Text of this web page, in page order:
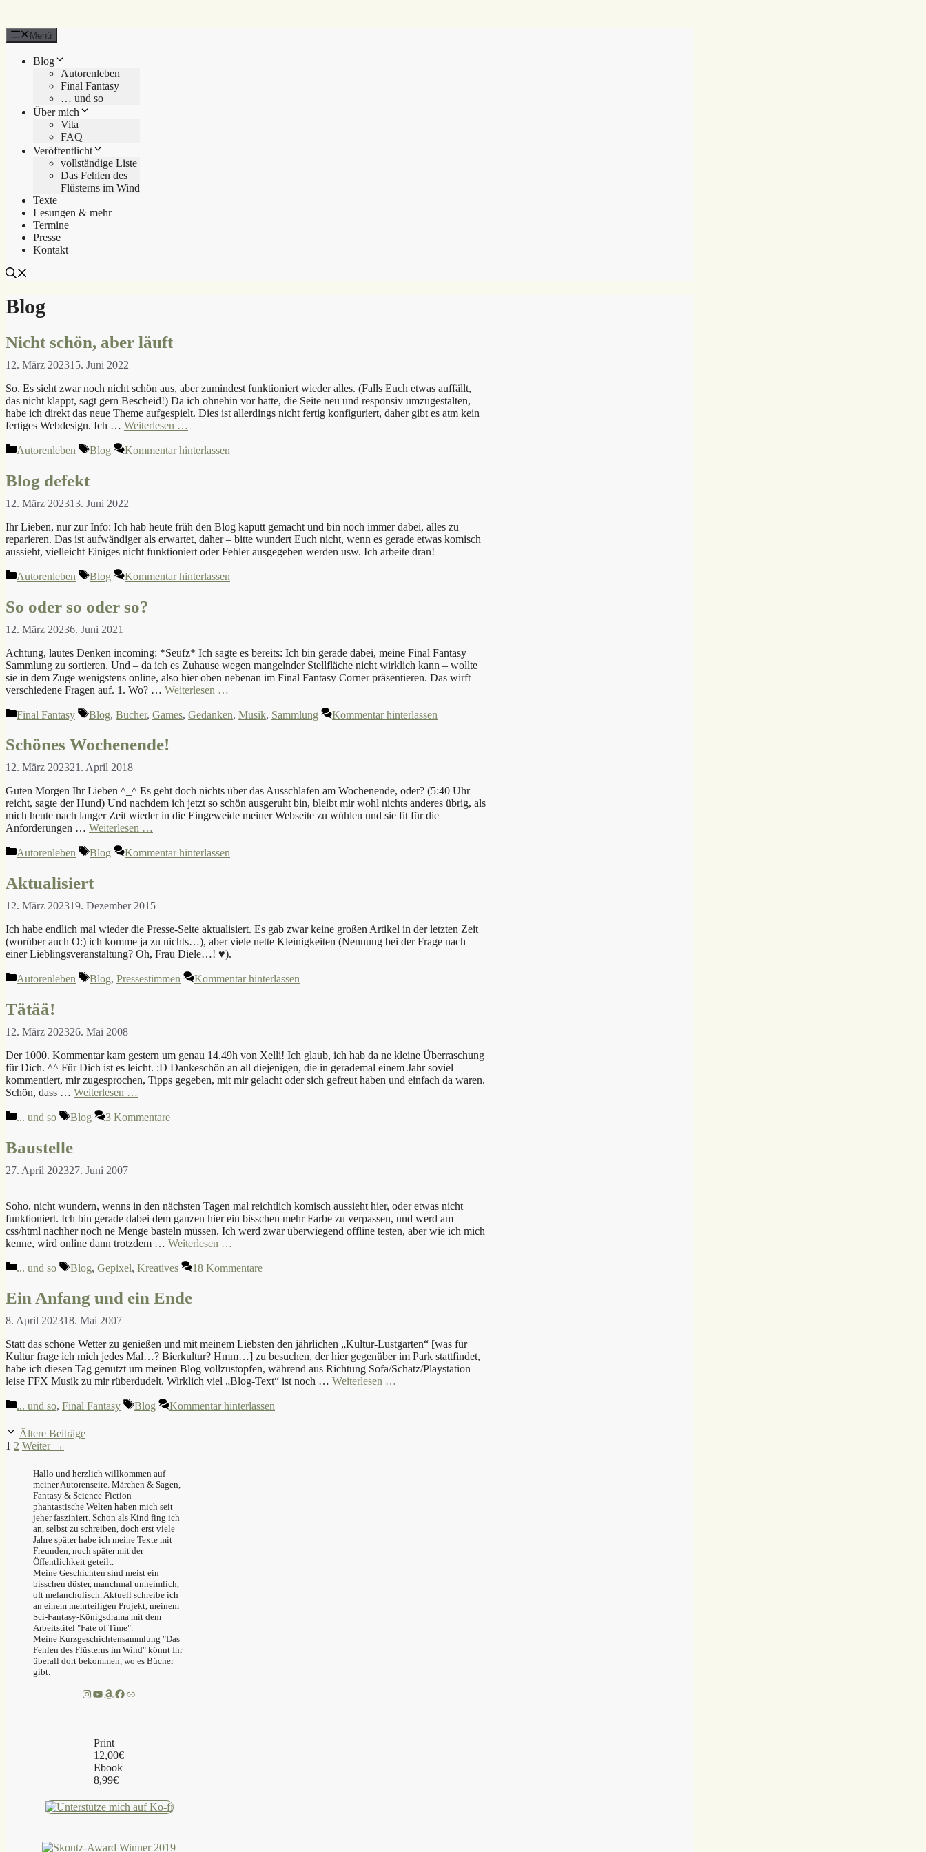
Menü
Blog
Autorenleben
Final Fantasy
… und so
Über mich
Vita
FAQ
Veröffentlicht
vollständige Liste
Das Fehlen des
Flüsterns im Wind
Texte
Lesungen & mehr
Termine
Presse
Kontakt
Blog
Nicht schön, aber läuft
12. März 202315. Juni 2022
So. Es sieht zwar noch nicht schön aus, aber zumindest funktioniert wieder alles. (Falls Euch etwas auffällt,
das nicht klappt, sagt gern Bescheid!) Da ich ohnehin vor hatte, die Seite neu und responsiv umzugestalten,
habe ich direkt das neue Theme aufgespielt. Dies ist allerdings nicht fertig konfiguriert, daher gibt es atm kein
fertiges Webdesign. Ich … Weiterlesen …
Kategorien
Autorenleben Schlagwörter
Blog Kommentar hinterlassen
Blog defekt
12. März 202313. Juni 2022
Ihr Lieben, nur zur Info: Ich hab heute früh den Blog kaputt gemacht und bin noch immer dabei, alles zu
reparieren. Das ist aufwändiger als erwartet, daher – bitte wundert Euch nicht, wenn es gerade etwas komisch
aussieht, vielleicht Einiges nicht funktioniert oder Fehler ausgegeben werden usw. Ich arbeite dran!
Kategorien
Autorenleben Schlagwörter
Blog Kommentar hinterlassen
So oder so oder so?
12. März 20236. Juni 2021
Achtung, lautes Denken incoming: *Seufz* Ich sagte es bereits: Ich bin gerade dabei, meine Final Fantasy
Sammlung zu sortieren. Und – da ich es Zuhause wegen mangelnder Stellfläche nicht wirklich kann – wollte
sie in dem Zuge wenigstens online, also hier oben nebenan im Final Fantasy Corner präsentieren. Das wirft
verschiedene Fragen auf. 1. Wo? … Weiterlesen …
Kategorien
Final Fantasy Schlagwörter
Blog, Bücher, Games, Gedanken, Musik, Sammlung Kommentar hinterlassen
Schönes Wochenende!
12. März 202321. April 2018
Guten Morgen Ihr Lieben ^_^ Es geht doch nichts über das Ausschlafen am Wochenende, oder? (5:40 Uhr
reicht, sagte der Hund) Und nachdem ich jetzt so schön ausgeruht bin, bleibt mir wohl nichts anderes übrig, als
mich heute nach langer Zeit wieder in die Eingeweide meiner Webseite zu wühlen und sie fit für die
Anforderungen … Weiterlesen …
Kategorien
Autorenleben Schlagwörter
Blog Kommentar hinterlassen
Aktualisiert
12. März 202319. Dezember 2015
Ich habe endlich mal wieder die Presse-Seite aktualisiert. Es gab zwar keine großen Artikel in der letzten Zeit
(worüber auch O:) ich komme ja zu nichts…), aber viele nette Kleinigkeiten (Nennung bei der Frage nach
einer Lieblingsveranstaltung? Oh, Frau Diele…! ♥).
Kategorien
Autorenleben Schlagwörter
Blog, Pressestimmen Kommentar hinterlassen
Tätää!
12. März 202326. Mai 2008
Der 1000. Kommentar kam gestern um genau 14.49h von Xelli! Ich glaub, ich hab da ne kleine Überraschung
für Dich. ^^ Für Dich ist es leicht. :D Dankeschön an all diejenigen, die in gerademal einem Jahr soviel
kommentiert, mir zugesprochen, Tipps gegeben, mit mir gelacht oder sich gefreut haben und einfach da waren.
Schön, dass … Weiterlesen …
Kategorien
... und so Schlagwörter
Blog 3 Kommentare
Baustelle
27. April 202327. Juni 2007
Soho, nicht wundern, wenns in den nächsten Tagen mal reichtlich komisch aussieht hier, oder etwas nicht
funktioniert. Ich bin gerade dabei dem ganzen hier ein bisschen mehr Farbe zu verpassen, und werd am
css/html nachher noch ne Menge basteln müssen. Ich werd zwar überwiegend offline testen, aber wie ich mich
kenne, wird online dann trotzdem … Weiterlesen …
Kategorien
... und so Schlagwörter
Blog, Gepixel, Kreatives 18 Kommentare
Ein Anfang und ein Ende
8. April 202318. Mai 2007
Statt das schöne Wetter zu genießen und mit meinem Liebsten den jährlichen „Kultur-Lustgarten“ [was für
Kultur frage ich mich jedes Mal…? Bierkultur? Hmm…] zu besuchen, der hier gegenüber im Park stattfindet,
habe ich diesen Tag genutzt um meinen Blog vollzustopfen, während aus Richtung Sofa/Schatz/Playstation
leise FFX Musik zu mir rüberdudelt. Wirklich viel „Blog-Text“ ist noch … Weiterlesen …
Kategorien
... und so, Final Fantasy Schlagwörter
Blog Kommentar hinterlassen
Ältere Beiträge
Seite
1 Seite
2 Weiter →
Hallo und herzlich willkommen auf
meiner Autorenseite. Märchen & Sagen,
Fantasy & Science-Fiction -
phantastische Welten haben mich seit
jeher fasziniert. Schon als Kind fing ich
an, selbst zu schreiben, doch erst viele
Jahre später habe ich meine Texte mit
Freunden, noch später mit der
Öffentlichkeit geteilt.
Meine Geschichten sind meist ein
bisschen düster, manchmal unheimlich,
oft melancholisch. Aktuell schreibe ich
an einem mehrteiligen Projekt, meinem
Sci-Fantasy-Königsdrama mit dem
Arbeitstitel "Fate of Time".
Meine Kurzgeschichtensammlung "Das
Fehlen des Flüsterns im Wind" könnt Ihr
überall dort bekommen, wo es Bücher
gibt.
Instagram
YouTube
Amazon
Facebook
Link
Print
12,00€
Ebook
8,99€